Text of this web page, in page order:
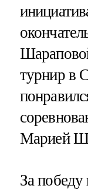
турнир в
Марией
За